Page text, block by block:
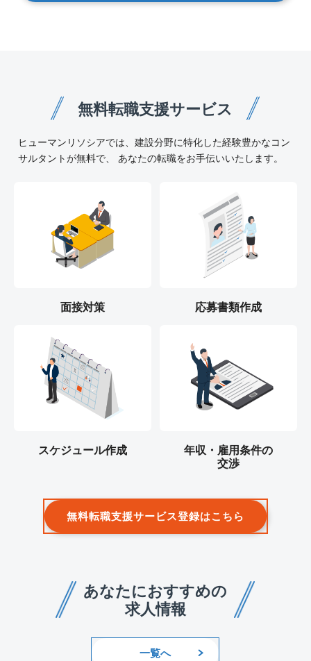
無料転職支援サービス
ヒューマンリソシアでは、建設分野に特化した経験豊かなコン
サルタントが無料で、 あなたの転職をお手伝いいたします。
面接対策 応募書類作成
スケジュール作成
年収・雇用条件の
交渉
無料転職支援サービス登録はこちら
あなたにおすすめの
求人情報
一覧へ